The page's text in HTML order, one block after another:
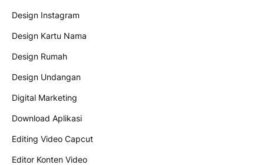
Design Instagram
Design Kartu Nama
Design Rumah
Design Undangan
Digital Marketing
Download Aplikasi
Editing Video Capcut
Editor Konten Video